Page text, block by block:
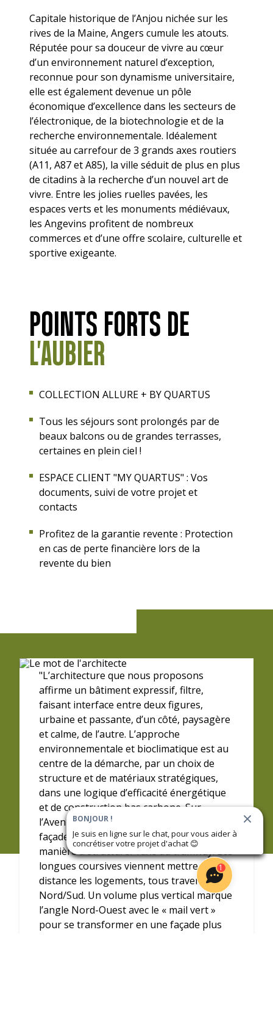
Capitale historique de l’Anjou nichée sur les
rives de la Maine, Angers cumule les atouts.
Réputée pour sa douceur de vivre au cœur
d’un environnement naturel d’exception,
reconnue pour son dynamisme universitaire,
elle est également devenue un pôle
économique d’excellence dans les secteurs de
l’électronique, de la biotechnologie et de la
recherche environnementale. Idéalement
située au carrefour de 3 grands axes routiers
(A11, A87 et A85), la ville séduit de plus en plus
de citadins à la recherche d’un nouvel art de
vivre. Entre les jolies ruelles pavées, les
espaces verts et les monuments médiévaux,
les Angevins profitent de nombreux
commerces et d’une offre scolaire, culturelle et
sportive exigeante.
POINTS FORTS DE
L'AUBIER
COLLECTION ALLURE + BY QUARTUS
Tous les séjours sont prolongés par de
beaux balcons ou de grandes terrasses,
certaines en plein ciel !
ESPACE CLIENT "MY QUARTUS" : Vos
documents, suivi de votre projet et
contacts
Profitez de la garantie revente : Protection
en cas de perte financière lors de la
revente du bien
"L’architecture que nous proposons
affirme un bâtiment expressif, filtre,
faisant interface entre deux figures,
urbaine et passante, d’un côté, paysagère
et calme, de l’autre. L’approche
environnementale et bioclimatique est au
centre de la démarche, par un choix de
structure et de matériaux stratégiques,
dans une logique d’efficacité énergétique
et de construction bas carbone. Sur
l’Avenue des Hauts de Saint-Aubin, la
façade est travaillée de façon urbaine de
manière à structurer l’axe du tramway. Les
longues coursives viennent mettre à
distance les logements, tous traversants
Nord/Sud. Un volume plus vertical marque
l’angle Nord-Ouest avec le « mail vert »
pour se transformer en une façade plus
1
BONJOUR !
Je suis en ligne sur le chat, pour vous aider à
concrétiser votre projet d'achat 😊